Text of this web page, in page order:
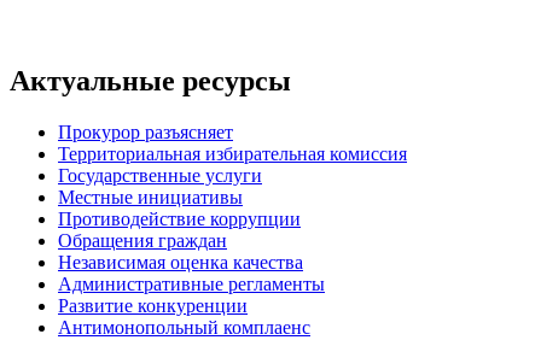
Актуальные ресурсы
Прокурор разъясняет
Территориальная избирательная комиссия
Государственные услуги
Местные инициативы
Противодействие коррупции
Обращения граждан
Независимая оценка качества
Административные регламенты
Развитие конкуренции
Антимонопольный комплаенс